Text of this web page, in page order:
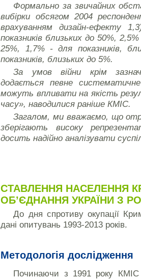
Формально за звичайних
вибірки обсягом 2004
врахуванням дизайн-ефекту
показників близьких до 50%,
25%, 1,7% - для показників,
показників, близьких до 5%.
За умов війни крім
додається певне
можуть впливати на якість
часу», наводилися раніше КМІС.
Загалом, ми вважаємо, що
зберігають високу
досить надійно аналізувати
СТАВЛЕННЯ НАСЕЛЕННЯ
ОБ’ЄДНАННЯ УКРАЇНИ З
До дня спротиву окупації
дані опитувань 1993-2013 років.
Методологія дослідження
Починаючи з 1991 року